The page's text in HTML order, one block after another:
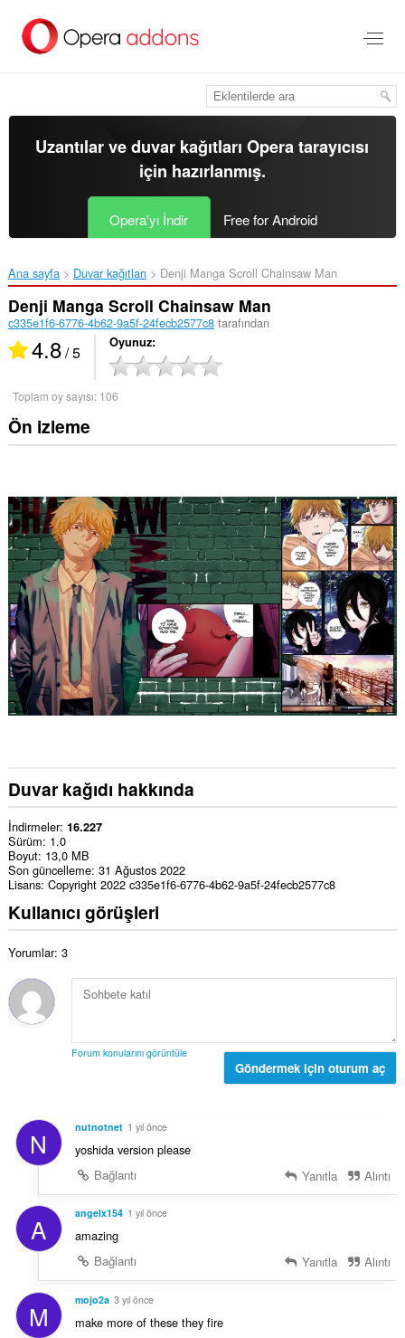
içeriğe
Uzantılar ve duvar kağıtlarıOpera tarayıcısı
için hazırlanmış.
Opera'yı İndir Free for Android
Ana sayfa Duvar kağıtları Denji Manga Scroll Chainsaw Man‎
Denji Manga Scroll Chainsaw Man
c335e1f6-6776-4b62-9a5f-24fecb2577c8tarafından
4.8/ 5 Oyunuz
Toplam oy sayısı: 106
Ön izleme
Duvar kağıdı hakkında
İndirmeler 16.227
Sürüm 1.0
Boyut 13,0 MB
Son güncelleme 31 Ağustos 2022
Lisans Copyright 2022 c335e1f6-6776-4b62-9a5f-24fecb2577c8
Kullanıcı görüşleri
Yorumlar: 3
Forum konularını görüntüle
Göndermek için oturum aç
N nutnotnet 1 yıl önce
yoshida version please
Bağlantı
Yanıtla Alıntı
A angelx154 1 yıl önce
amazing
Bağlantı
Yanıtla Alıntı
M mojo2a 3 yıl önce
make more of these they fire